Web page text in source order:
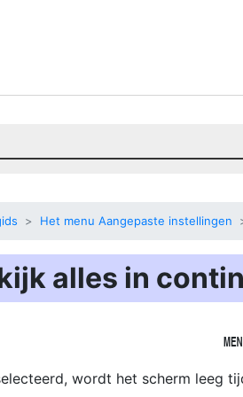
Het menu Aangepaste instellingen
alles in
wordt het scherm leeg